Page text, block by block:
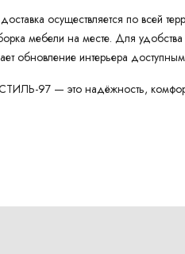
осуществляется по всей
мебели на месте. Для удобства
обновление интерьера
97 — это надёжность,